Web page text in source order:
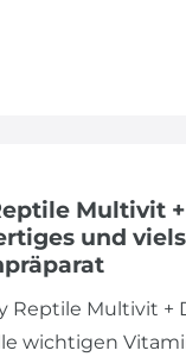
Multivit +
und
Reptile Multivit +
wichtigen